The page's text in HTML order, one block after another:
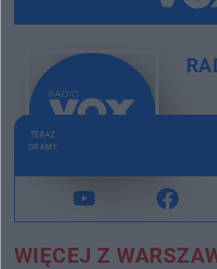
TERAZ
GRAMY
WIĘCEJ Z